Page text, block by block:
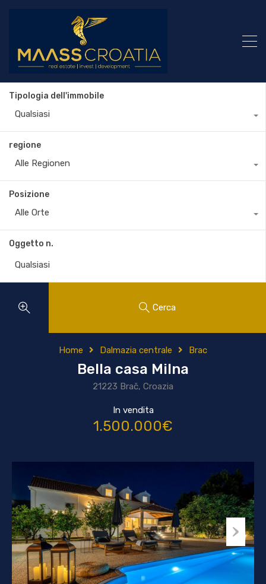
Tipologia dell'immobile
Qualsiasi
regione
Alle Regionen
Posizione
Alle Orte
Oggetto n.
Cerca
Home Dalmazia centrale Brac
Bella casa Milna
21223 Brač, Croazia
In vendita
1.500.000€